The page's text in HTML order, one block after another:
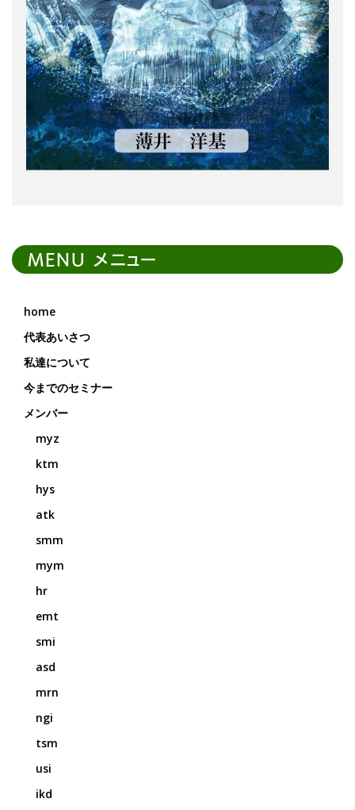
MENU メニュー
home
代表あいさつ
私達について
今までのセミナー
メンバー
myz
ktm
hys
atk
smm
mym
hr
emt
smi
asd
mrn
ngi
tsm
usi
ikd